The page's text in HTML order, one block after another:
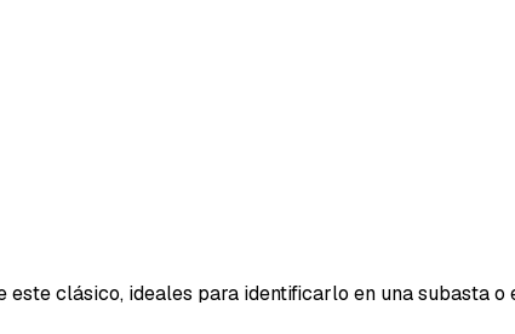
clásico, ideales para identificarlo en una subasta o